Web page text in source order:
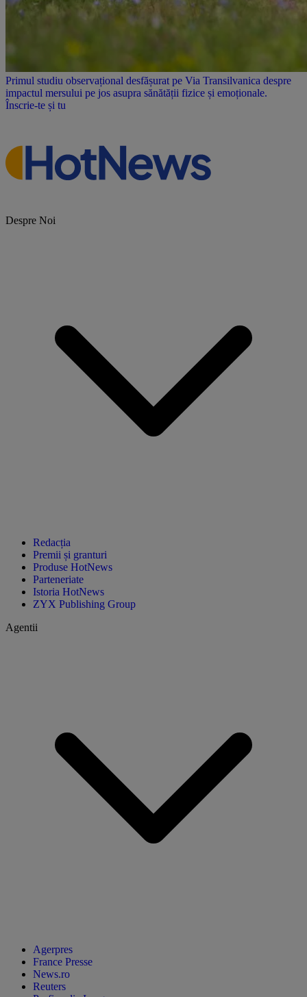
Primul studiu observațional desfășurat pe Via Transilvanica despre
impactul mersului pe jos asupra sănătății fizice și emoționale.
Înscrie-te și tu
Despre Noi
Redacția
Premii și granturi
Produse HotNews
Parteneriate
Istoria HotNews
ZYX Publishing Group
Agentii
Agerpres
France Presse
News.ro
Reuters